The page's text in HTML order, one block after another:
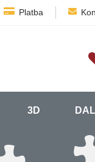
Platba
3D